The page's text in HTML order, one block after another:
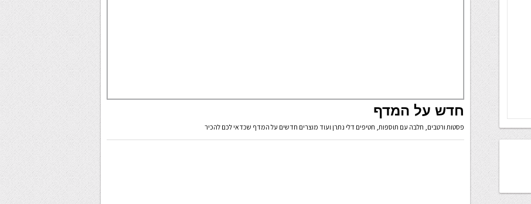
חדש על המדף
פסטות ורטבים, חלבה עם תוספות, חטיפים דלי נתרן ועוד מוצרים חדשים על המדף שכדאי לכם להכיר